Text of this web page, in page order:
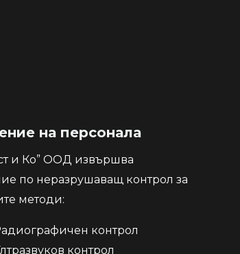
на персонала
и Ко” ООД извършва
по неразрушаващ контрол за
методи:
контрол
контрол